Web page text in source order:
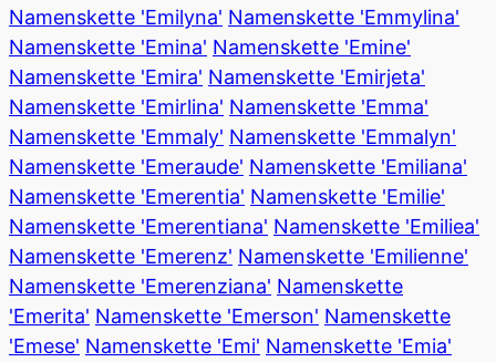
Namenskette 'Emilyna' Namenskette 'Emmylina'
Namenskette 'Emina' Namenskette 'Emine'
Namenskette 'Emira' Namenskette 'Emirjeta'
Namenskette 'Emirlina' Namenskette 'Emma'
Namenskette 'Emmaly' Namenskette 'Emmalyn'
Namenskette 'Emeraude' Namenskette 'Emiliana'
Namenskette 'Emerentia' Namenskette 'Emilie'
Namenskette 'Emerentiana' Namenskette 'Emiliea'
Namenskette 'Emerenz' Namenskette 'Emilienne'
Namenskette 'Emerenziana' Namenskette
'Emerita' Namenskette 'Emerson' Namenskette
'Emese' Namenskette 'Emi' Namenskette 'Emia'